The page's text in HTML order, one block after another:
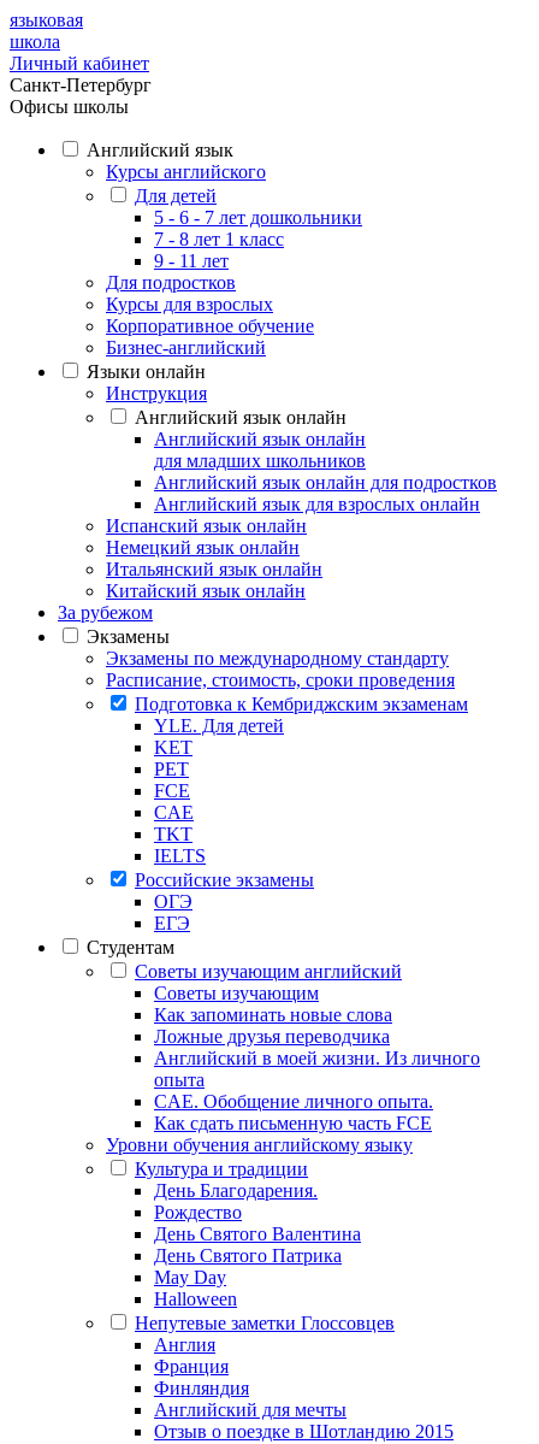
языковая
школа
Личный кабинет
Санкт-Петербург
Офисы школы
Английский язык
Курсы английского
Для детей
5 - 6 - 7 лет дошкольники
7 - 8 лет 1 класс
9 - 11 лет
Для подростков
Курсы для взрослых
Корпоративное обучение
Бизнес-английский
Языки онлайн
Инструкция
Английский язык онлайн
Английский язык онлайн
для младших школьников
Английский язык онлайн для подростков
Английский язык для взрослых онлайн
Испанский язык онлайн
Немецкий язык онлайн
Итальянский язык онлайн
Китайский язык онлайн
За рубежом
Экзамены
Экзамены по международному стандарту
Расписание, стоимость, сроки проведения
Подготовка к Кембриджским экзаменам
YLE. Для детей
KET
PET
FCE
CAE
TKT
IELTS
Российские экзамены
ОГЭ
ЕГЭ
Студентам
Советы изучающим английский
Советы изучающим
Как запоминать новые слова
Ложные друзья переводчика
Английский в моей жизни. Из личного
опыта
CAE. Обобщение личного опыта.
Как сдать письменную часть FCE
Уровни обучения английскому языку
Культура и традиции
День Благодарения.
Рождество
День Святого Валентина
День Святого Патрика
May Day
Halloween
Непутевые заметки Глоссовцев
Англия
Франция
Финляндия
Английский для мечты
Отзыв о поездке в Шотландию 2015